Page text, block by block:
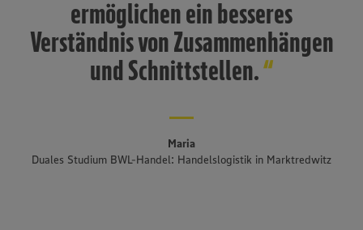
ermöglichen ein besseres
Verständnis von Zusammenhängen
und Schnittstellen.
Maria
Duales Studium BWL-Handel: Handelslogistik in Marktredwitz